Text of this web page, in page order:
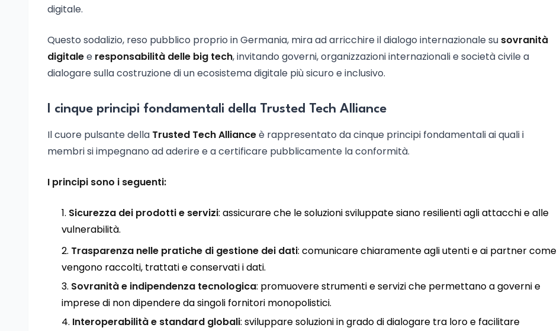
digitale.
Questo sodalizio, reso pubblico proprio in Germania, mira ad arricchire il dialogo internazionale su sovranità
digitalee responsabilità delle big tech, invitando governi, organizzazioni internazionali e società civile a
dialogare sulla costruzione di un ecosistema digitale più sicuro e inclusivo.
I cinque principi fondamentali della Trusted Tech Alliance
Il cuore pulsante della Trusted Tech Allianceè rappresentato da cinque principi fondamentali ai quali i
membri si impegnano ad aderire e a certificare pubblicamente la conformità.
I principi sono i seguenti:
Sicurezza dei prodotti e servizi: assicurare che le soluzioni sviluppate siano resilienti agli attacchi e alle
vulnerabilità.
Trasparenza nelle pratiche di gestione dei dati: comunicare chiaramente agli utenti e ai partner come
vengono raccolti, trattati e conservati i dati.
Sovranità e indipendenza tecnologica: promuovere strumenti e servizi che permettano a governi e
imprese di non dipendere da singoli fornitori monopolistici.
Interoperabilità e standard globali: sviluppare soluzioni in grado di dialogare tra loro e facilitare